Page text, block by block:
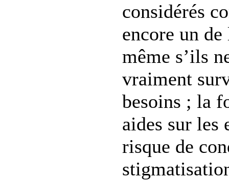
considérés
encore un
même s’ils
vraiment
besoins ; la
aides sur les
risque de